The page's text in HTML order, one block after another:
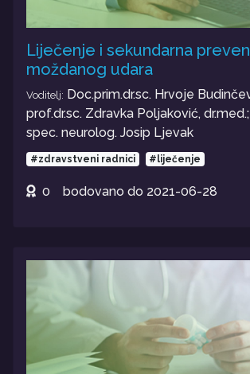
Liječenje i sekundarna
moždanog udara
Voditelj: Doc.prim.dr.sc. Hrvoje
prof.dr.sc. Zdravka Poljaković,
spec. neurolog. Josip Ljevak
#zdravstveni radnici #liječenje
0 bodovano do 2021-06-28